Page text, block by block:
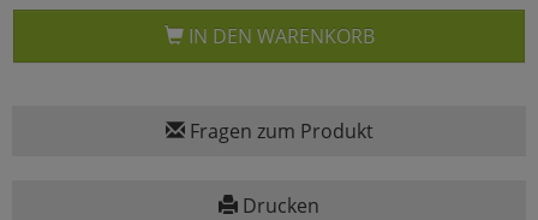
IN DEN WARENKORB
Fragen zum Produkt
Drucken
zurückzu Haupptseite